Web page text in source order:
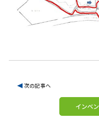
次の記事へ
インベ